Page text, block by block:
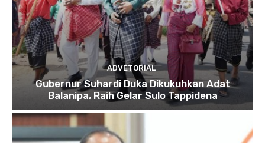
ADVETORIAL
Gubernur Suhardi Duka Dikukuhkan Adat
Balanipa, Raih Gelar Sulo Tappidena